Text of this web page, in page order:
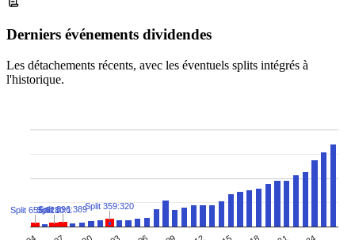
Derniers événements dividendes
Les détachements récents, avec les éventuels splits intégrés à
l'historique.
Split 655:628
Split 10:1
Split 396:389Split 359:320